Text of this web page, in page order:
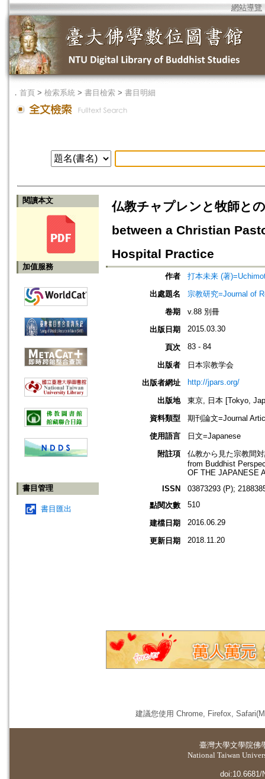
網站導覽
． 首頁 > 檢索系統 > 書目檢索 > 書目明細
閱讀本文
加值服務
書目管理
書目匯出
仏教チャプレンと牧師と
between a Christian
Hospital Practice
作者
打本未来 (著
出處題名
宗教研究=Journal of
卷期
v.88 別冊
出版日期
2015.03.30
頁次 83 - 84
出版者
日本宗教学会
出版者網址
http://jpars.org/
出版地
東京, 日本 [Tokyo,
資料類型
期刊論文=Journal
使用語言
日文=Japanese
附註項
仏教から見た宗教間
from Buddhist
OF THE JAPANESE
ISSN
03873293 (P);
點閱次數
510
建檔日期 2016.06.29
更新日期 2018.11.20
建議您使用 Chrome, Firefox,
臺灣大學文學院佛
National Taiwan
doi:10.6681/